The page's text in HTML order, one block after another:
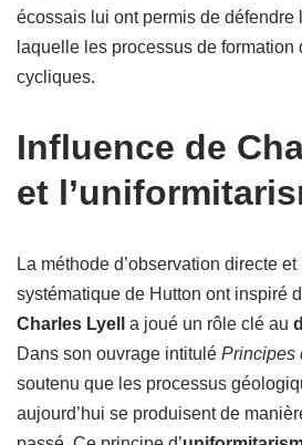
écossais lui ont permis de défendre
laquelle les processus de formation
cycliques.
Influence de
et
La méthode d’observation directe et
systématique de Hutton ont inspiré
Charles Lyell
a joué un rôle clé au
Dans son ouvrage intitulé Principes
soutenu que les processus
aujourd’hui se produisent de